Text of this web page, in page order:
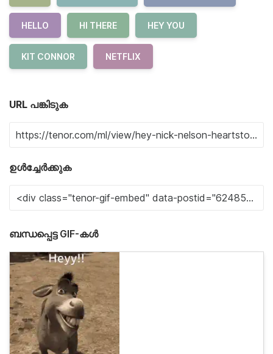
HELLO HI THERE HEY YOU
KIT CONNOR NETFLIX
URL പങ്കിടുക
ഉൾച്ചേർക്കുക
ബന്ധപ്പെട്ട GIF-കൾ